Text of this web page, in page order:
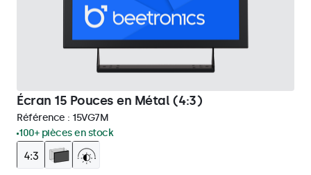
Écran 15 Pouces en Métal (4:3)
Référence : 15VG7M
100+ pièces en stock